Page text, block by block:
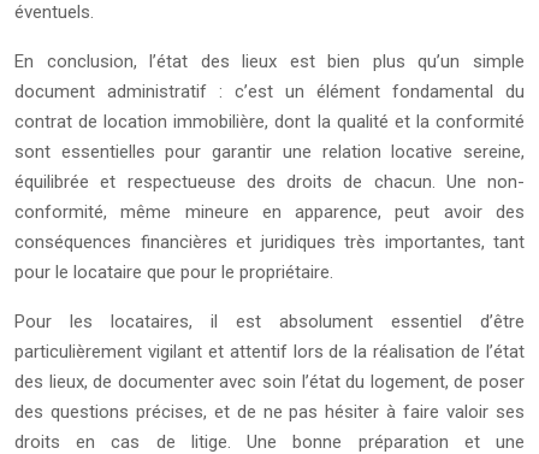
éventuels.
En conclusion, l’état des lieux est bien plus qu’un simple
document administratif : c’est un élément fondamental du
contrat de location immobilière, dont la qualité et la conformité
sont essentielles pour garantir une relation locative sereine,
équilibrée et respectueuse des droits de chacun. Une non-
conformité, même mineure en apparence, peut avoir des
conséquences financières et juridiques très importantes, tant
pour le locataire que pour le propriétaire.
Pour les locataires, il est absolument essentiel d’être
particulièrement vigilant et attentif lors de la réalisation de l’état
des lieux, de documenter avec soin l’état du logement, de poser
des questions précises, et de ne pas hésiter à faire valoir ses
droits en cas de litige. Une bonne préparation et une